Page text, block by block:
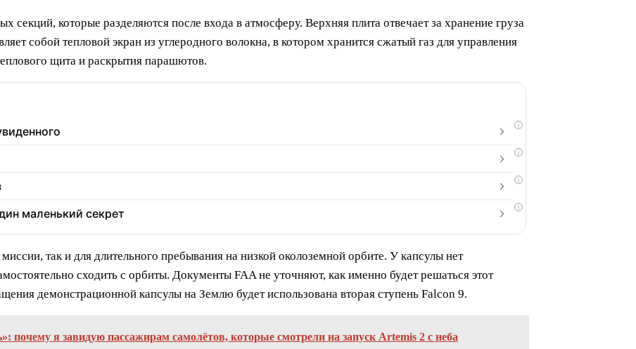
секций, которые разделяются после входа в атмосферу. Верхняя плита отвечает за хранение груза
собой тепловой экран из углеродного волокна, в котором хранится сжатый газ для управления
щита и раскрытия парашютов.
i
i
i
i
маленький секрет
так и для длительного пребывания на низкой околоземной орбите. У капсулы нет
сходить с орбиты. Документы FAA не уточняют, как именно будет решаться этот
демонстрационной капсулы на Землю будет использована вторая ступень Falcon 9.
почему я завидую пассажирам самолётов, которые смотрели на запуск Artemis 2 с неба